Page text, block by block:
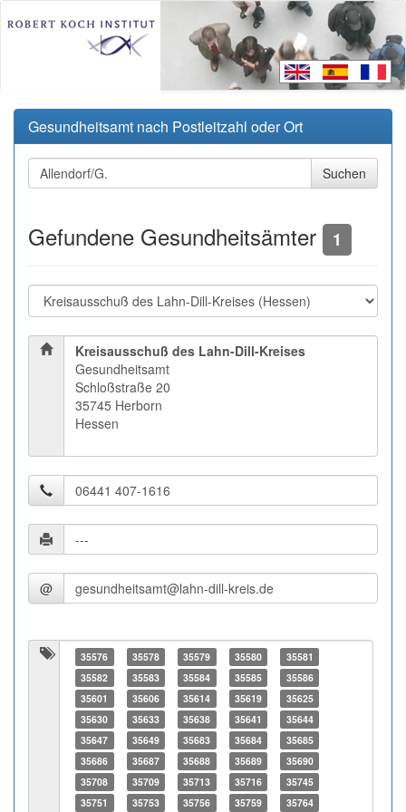
Gesundheitsamt nach Postleitzahl oder Ort
Gefundene Gesundheitsämter 1
Kreisausschuß des Lahn-Dill-Kreises
Gesundheitsamt
Schloßstraße 20
35745 Herborn
Hessen
@
35576 35578 35579 35580
35581
35582
35583 35584 35585
35586
35601
35606 35614 35619
35625
35630
35633 35638 35641
35644
35647
35649 35683 35684
35685
35686
35687 35688 35689
35690
35708
35709 35713 35716
35745
35751
35753 35756 35759 35764